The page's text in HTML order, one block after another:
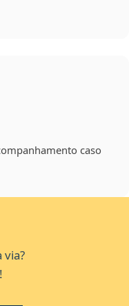
caso
via?